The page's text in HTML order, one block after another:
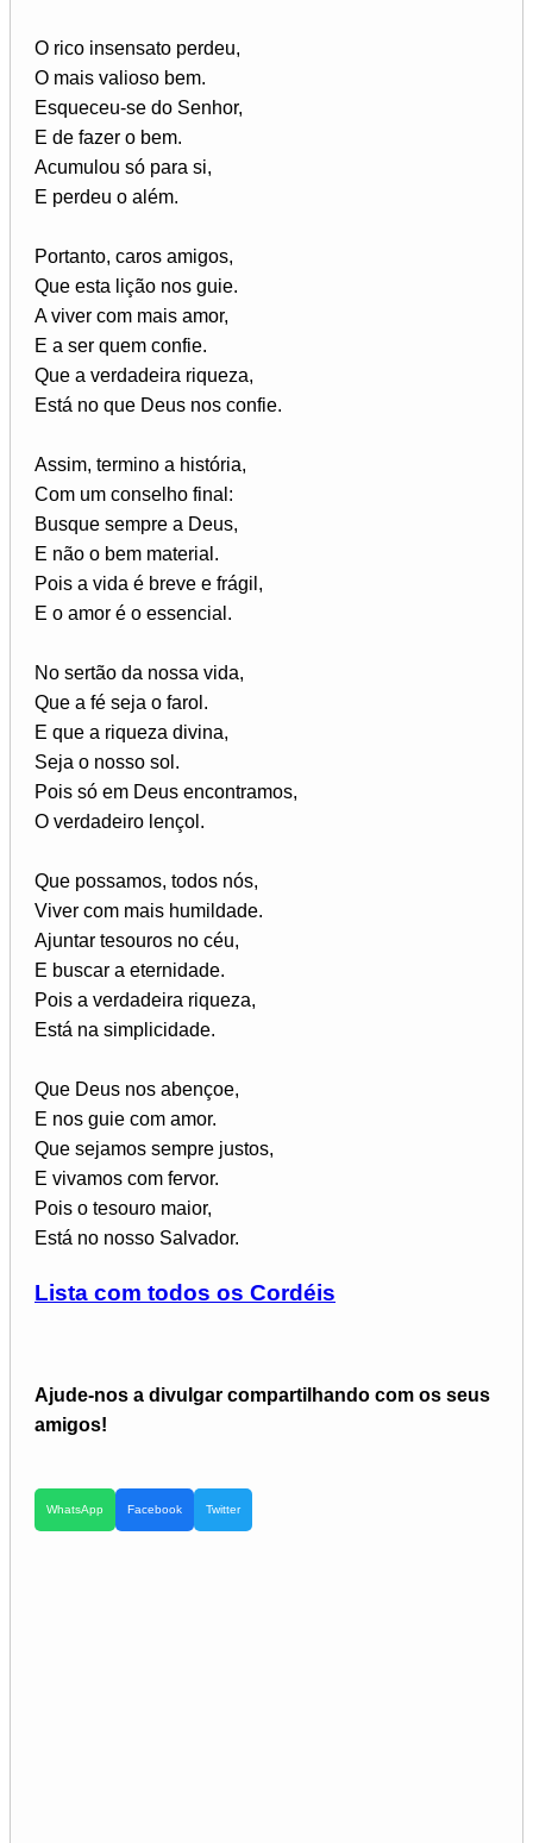
O rico insensato perdeu,
O mais valioso bem.
Esqueceu-se do Senhor,
E de fazer o bem.
Acumulou só para si,
E perdeu o além.
Portanto, caros amigos,
Que esta lição nos guie.
A viver com mais amor,
E a ser quem confie.
Que a verdadeira riqueza,
Está no que Deus nos confie.
Assim, termino a história,
Com um conselho final:
Busque sempre a Deus,
E não o bem material.
Pois a vida é breve e frágil,
E o amor é o essencial.
No sertão da nossa vida,
Que a fé seja o farol.
E que a riqueza divina,
Seja o nosso sol.
Pois só em Deus encontramos,
O verdadeiro lençol.
Que possamos, todos nós,
Viver com mais humildade.
Ajuntar tesouros no céu,
E buscar a eternidade.
Pois a verdadeira riqueza,
Está na simplicidade.
Que Deus nos abençoe,
E nos guie com amor.
Que sejamos sempre justos,
E vivamos com fervor.
Pois o tesouro maior,
Está no nosso Salvador.
Lista com todos os Cordéis
Ajude-nos a divulgar compartilhando com os seus
amigos!
WhatsApp Facebook Twitter